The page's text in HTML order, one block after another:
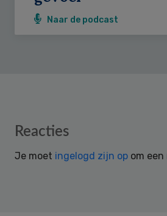
Naar de podcast
Reader
Reacties
Je moet ingelogd zijn op om